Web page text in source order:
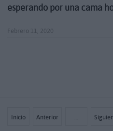
esperando por una cama
Febrero 11, 2020
Inicio Anterior …